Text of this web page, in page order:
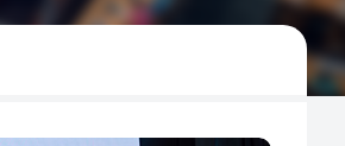
借阅须知
源
刊